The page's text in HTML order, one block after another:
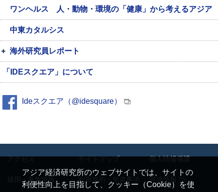
ワンヘルス 人・動物・環境の「健康」から考えるアジア
中東カタルシス
海外研究員レポート
「IDEスクエア」について
Ideスクエア（@idesquare）
アジア経済研究所のウェブサイトでは、サイトの
利便性向上を目指して、クッキー（Cookie）を使
アクセス サイトマップ 個人情報保護
採用・募集情報 利用規約・免責事項